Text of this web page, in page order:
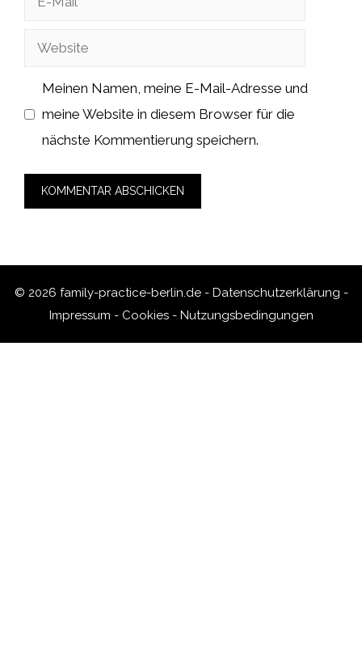
Website
Meinen Namen, meine E-Mail-Adresse und
meine Website in diesem Browser für die
nächste Kommentierung speichern.
© 2026 family-practice-berlin.de - Datenschutzerklärung -
Impressum - Cookies- Nutzungsbedingungen